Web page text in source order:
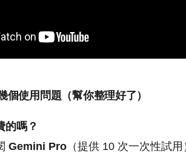
個使用問題（幫你整理好了）
的嗎？
Gemini Pro （提供 10 次一次性試